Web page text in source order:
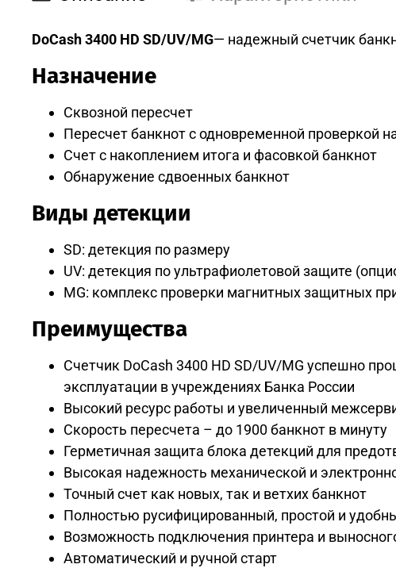
DoCash 3400 HD SD/UV/MG— надежный счетчик
Назначение
Сквозной пересчет
Пересчет банкнот с одновременной проверкой
Счет с накоплением итога и фасовкой банкнот
Обнаружение сдвоенных банкнот
Виды детекции
SD: детекция по размеру
UV: детекция по ультрафиолетовой защите
MG: комплекс проверки магнитных защитных
Преимущества
Счетчик DoCash 3400 HD SD/UV/MG успешно
эксплуатации в учреждениях Банка России
Высокий ресурс работы и увеличенный
Скорость пересчета – до 1900 банкнот в минуту
Герметичная защита блока детекций для
Высокая надежность механической и
Точный счет как новых, так и ветхих банкнот
Полностью русифицированный, простой и
Возможность подключения принтера и
Автоматический и ручной старт